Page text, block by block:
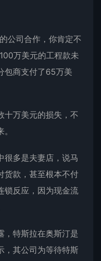
公司合作，你肯定不
万美元的工程款未
包商支付了65万美
十万美元的损失，不
很多是夫妻店，说马
货款，甚至根本不付
锁反应，因为现金流
，特斯拉在奥斯汀是
，其公司为等待特斯